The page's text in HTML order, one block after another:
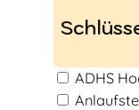
n
ADHS